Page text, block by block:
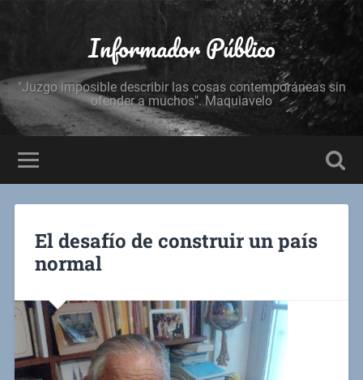
Informador Público
"Juzgo imposible describir las cosas contemporáneas sin
ofender a muchos". Maquiavelo
El desafío de construir un país
normal